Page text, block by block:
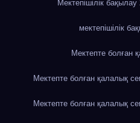
Мектепішілік
мектепішілік
Мектепте болған
Мектепте болған қалалық
Мектепте болған қалалық